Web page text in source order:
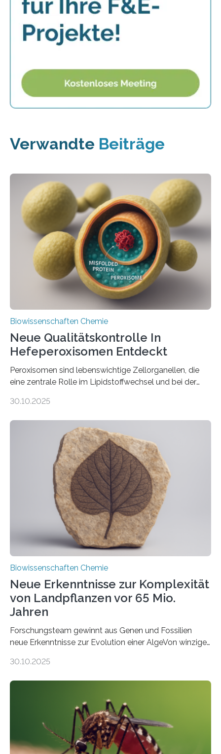
Verwandte Beiträge
Biowissenschaften Chemie
Neue Qualitätskontrolle In
Hefeperoxisomen Entdeckt
Peroxisomen sind lebenswichtige Zellorganellen, die
eine zentrale Rolle im Lipidstoffwechsel und bei der
erfüllen können, müssen zahlreiche Enzyme präzise in
der Ruhr-Universität Bochum um Prof. Dr. Ralf Erdmann
und Dr. Ismaila Francis Yusuf hat nun einen bislang
unbekannten Qualitätskontrollmechanismus des
peroxisomalen Proteintransports in der Bäckerhefe
Saccharomyces cerevisiae entdeckt, der für die
Funktionsfähigkeit der Organellen entscheidend ist. Die
Studie wurde am 28. Oktober 2025 in der
Fachzeitschrift…
30.10.2025
Biowissenschaften Chemie
Neue Erkenntnisse zur Komplexität
von Landpflanzen vor 65 Mio.
Jahren
Forschungsteam gewinnt aus Genen und Fossilien
neue Erkenntnisse zur Evolution einer AlgeVon winzigen
Landpflanzen zählen zu den komplexesten
Grünalgen, die vor Hunderten von Millionen Jahren
lebten. Unter den Vorfahren sticht eine Gruppe heraus,
die noch heute in der Natur vorkommt: die
Süßwasseralge Coleochaetophyceae. Einige Arten
dieser Gruppe bilden aus Zellfäden dichte Geflechte
30.10.2025